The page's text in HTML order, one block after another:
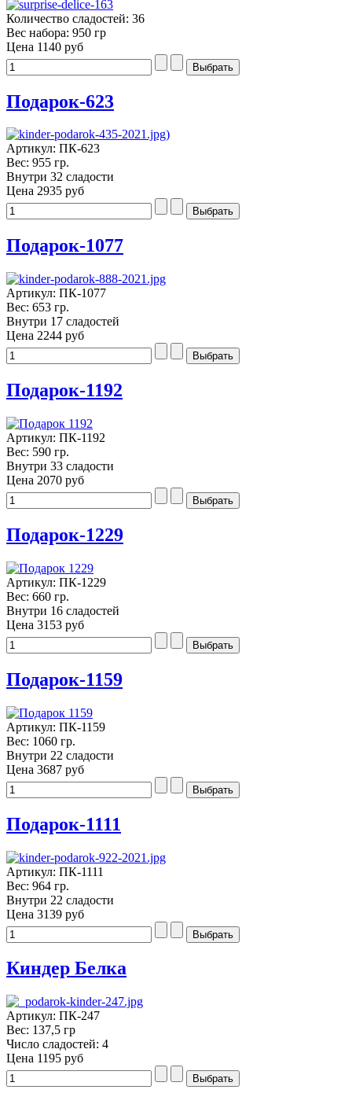
Количество сладостей: 36
Вес набора: 950 гр
Цена 1140 руб
Подарок-623
Артикул: ПК-623
Вес: 955 гр.
Внутри 32 сладости
Цена 2935 руб
Подарок-1077
Артикул: ПК-1077
Вес: 653 гр.
Внутри 17 сладостей
Цена 2244 руб
Подарок-1192
Артикул: ПК-1192
Вес: 590 гр.
Внутри 33 сладости
Цена 2070 руб
Подарок-1229
Артикул: ПК-1229
Вес: 660 гр.
Внутри 16 сладостей
Цена 3153 руб
Подарок-1159
Артикул: ПК-1159
Вес: 1060 гр.
Внутри 22 сладости
Цена 3687 руб
Подарок-1111
Артикул: ПК-1111
Вес: 964 гр.
Внутри 22 сладости
Цена 3139 руб
Киндер Белка
Артикул: ПК-247
Вес: 137,5 гр
Число сладостей: 4
Цена 1195 руб